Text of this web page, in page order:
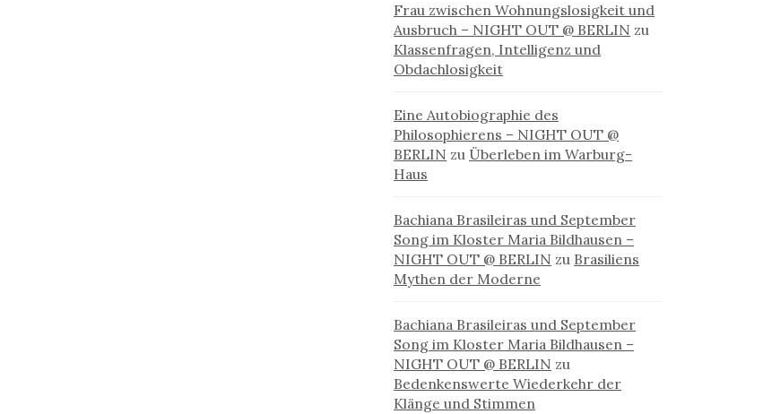
Frau zwischen Wohnungslosigkeit und
Ausbruch – NIGHT OUT @ BERLIN zu
Klassenfragen, Intelligenz und
Obdachlosigkeit
Eine Autobiographie des
Philosophierens – NIGHT OUT @
BERLIN zu Überleben im Warburg-
Haus
Bachiana Brasileiras und September
Song im Kloster Maria Bildhausen –
NIGHT OUT @ BERLIN zu Brasiliens
Mythen der Moderne
Bachiana Brasileiras und September
Song im Kloster Maria Bildhausen –
NIGHT OUT @ BERLIN zu
Bedenkenswerte Wiederkehr der
Klänge und Stimmen